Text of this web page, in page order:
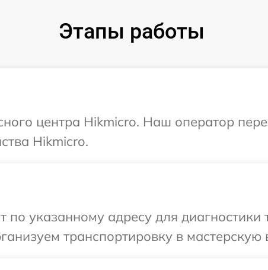
Этапы работы
центра Hikmicro. Наш оператор
Hikmicro.
по указанному адресу для
транспортировку в